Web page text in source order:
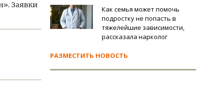
Заявки
Как семья может помочь
подростку не попасть в
тяжелейшие зависимости,
рассказала нарколог
РАЗМЕСТИТЬ НОВОСТЬ